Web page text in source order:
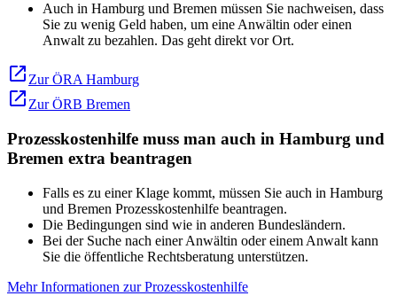
Auch in Hamburg und Bremen müssen Sie nachweisen, dass
Sie zu wenig Geld haben, um eine Anwältin oder einen
Anwalt zu bezahlen. Das geht direkt vor Ort.
Zur ÖRA Hamburg
Zur ÖRB Bremen
Prozesskostenhilfe muss man auch in Hamburg und
Bremen extra beantragen
Falls es zu einer Klage kommt, müssen Sie auch in Hamburg
und Bremen Prozesskostenhilfe beantragen.
Die Bedingungen sind wie in anderen Bundesländern.
Bei der Suche nach einer Anwältin oder einem Anwalt kann
Sie die öffentliche Rechtsberatung unterstützen.
Mehr Informationen zur Prozesskostenhilfe